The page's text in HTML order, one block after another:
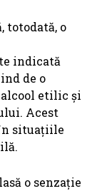
totodată, o
indicată
de o
alcool etilic și
Acest
situațiile
o senzație